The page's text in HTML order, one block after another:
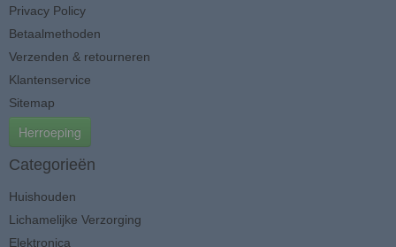
Privacy Policy
Betaalmethoden
Verzenden & retourneren
Klantenservice
Sitemap
Herroeping
Categorieën
Huishouden
Lichamelijke Verzorging
Elektronica